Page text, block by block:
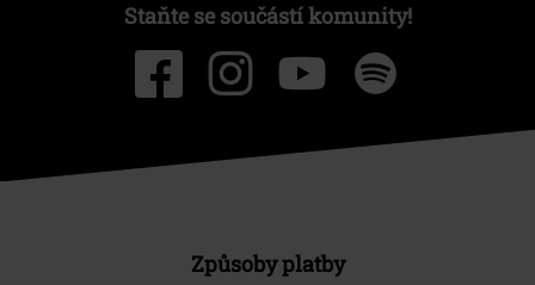
Staňte se součástí komunity!
Způsoby platby